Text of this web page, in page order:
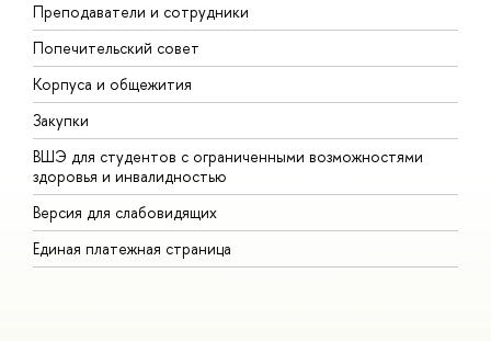
Преподаватели и сотрудники
Попечительский совет
Корпуса и общежития
Закупки
ВШЭ для студентов с ограниченными возможностями
здоровья и инвалидностью
Версия для слабовидящих
Единая платежная страница